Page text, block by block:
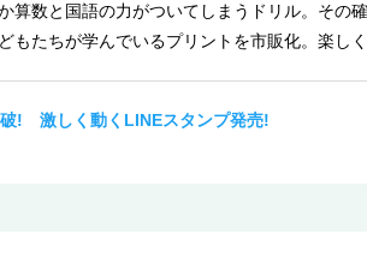
算数と国語の力がついてしまうドリル。その
もたちが学んでいるプリントを市販化。楽し
破! 激しく動くLINEスタンプ発売!